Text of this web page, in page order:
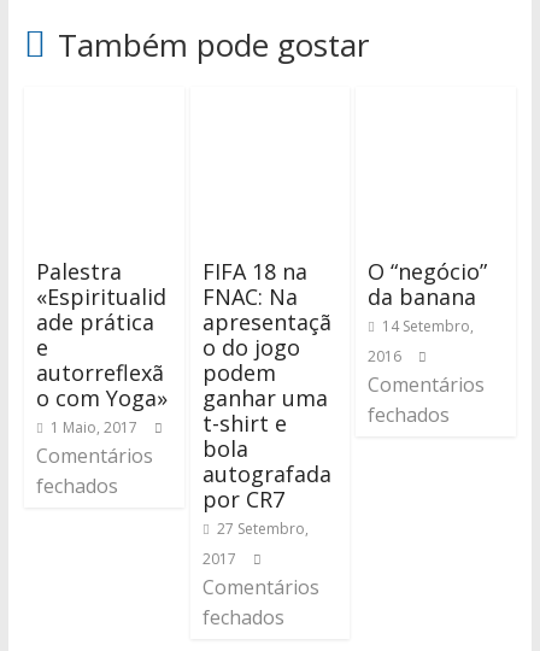
Também pode gostar
Palestra
«Espiritualid
ade prática
e
autorreflexã
o com Yoga»
1 Maio, 2017
Comentários
fechados
FIFA 18 na
FNAC: Na
apresentaçã
o do jogo
podem
ganhar uma
t-shirt e
bola
autografada
por CR7
27 Setembro,
2017
Comentários
fechados
O “negócio”
da banana
14 Setembro,
2016
Comentários
fechados